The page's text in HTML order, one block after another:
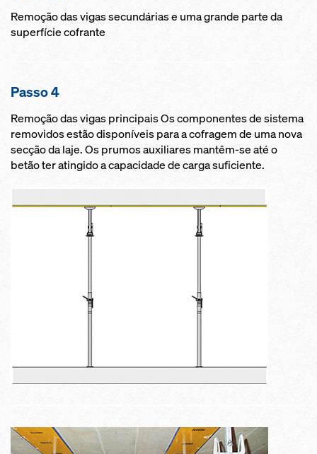
Remoção das vigas secundárias e uma grande parte da
superfície cofrante
Passo 4
Remoção das vigas principais Os componentes de sistema
removidos estão disponíveis para a cofragem de uma nova
secção da laje. Os prumos auxiliares mantêm-se até o
betão ter atingido a capacidade de carga suficiente.